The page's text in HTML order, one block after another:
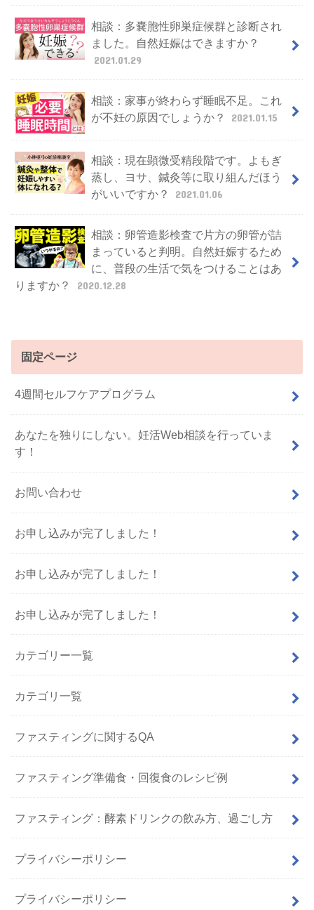
相談：多嚢胞性卵巣症候群と診断され
ました。自然妊娠はできますか？
2021.01.29
相談：家事が終わらず睡眠不足。これ
が不妊の原因でしょうか？
2021.01.15
相談：現在顕微受精段階です。よもぎ
蒸し、ヨサ、鍼灸等に取り組んだほう
がいいですか？
2021.01.06
相談：卵管造影検査で片方の卵管が詰
まっていると判明。自然妊娠するため
に、普段の生活で気をつけることはあ
りますか？
2020.12.28
固定ページ
4週間セルフケアプログラム
あなたを独りにしない。妊活Web相談を行っていま
す！
お問い合わせ
お申し込みが完了しました！
お申し込みが完了しました！
お申し込みが完了しました！
カテゴリー一覧
カテゴリ一覧
ファスティングに関するQA
ファスティング準備食・回復食のレシピ例
ファスティング：酵素ドリンクの飲み方、過ごし方
プライバシーポリシー
プライバシーポリシー